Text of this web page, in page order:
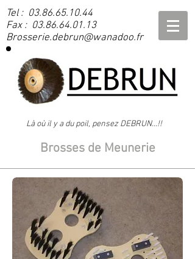
Là où il y a du poil, pensez DEBRUN...!!
Tel : 03.86.65.10.44
Fax : 03.86.64.01.13
Brosserie.debrun@wanadoo.fr
Brosses de Meunerie